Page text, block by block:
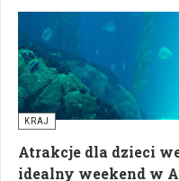
KRAJ
Atrakcje dla dzieci
idealny weekend w